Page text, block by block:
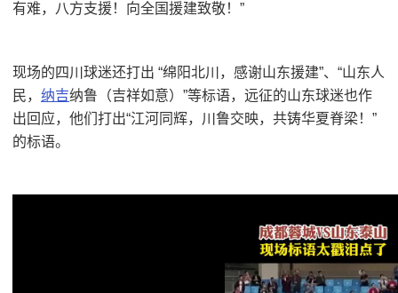
有难，八方支援！向全国援建致敬！”
现场的四川球迷还打出 “绵阳北川，感谢山东援建”、“山东人
民， 纳吉纳鲁（吉祥如意）”等标语，远征的山东球迷也作
出回应，他们打出“江河同辉，川鲁交映，共铸华夏脊梁！”
的标语。